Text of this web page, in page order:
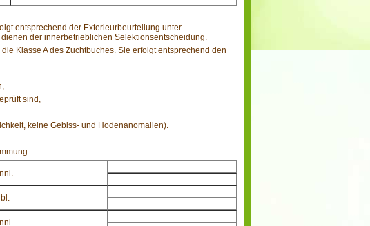
entsprechend der Exterieurbeurteilung unter
der innerbetrieblichen Selektionsentscheidung.
Klasse A des Zuchtbuches. Sie erfolgt entsprechend den
sind,
keine Gebiss- und Hodenanomalien).